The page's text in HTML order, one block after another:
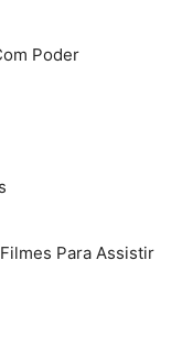
Poder
Para Assistir